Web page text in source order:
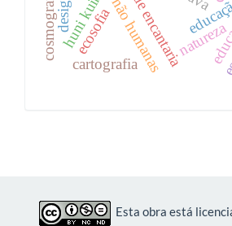
ecosofia
cartografia
huni kuin natureza
Esta obra está